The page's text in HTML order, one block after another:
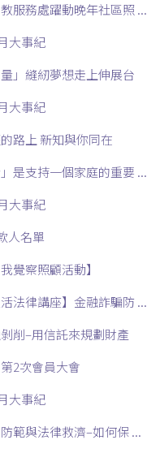
服務處躍動晚年社區照 ...
大事紀
量」縫紉夢想走上伸展台
大事紀
路上 新知與你同在
」是支持一個家庭的重要 ...
大事紀
人名單
覺察照顧活動】
活法律講座】金融詐騙防 ...
削–用信託來規劃財產
2次會員大會
大事紀
範與法律救濟–如何保 ...